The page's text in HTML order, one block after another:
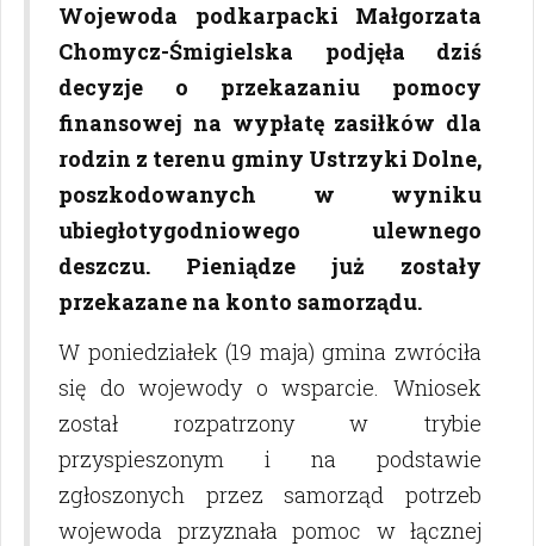
Wojewoda podkarpacki Małgorzata
Chomycz-Śmigielska podjęła dziś
decyzje o przekazaniu pomocy
finansowej na wypłatę zasiłków dla
rodzin z terenu gminy Ustrzyki Dolne,
poszkodowanych w wyniku
ubiegłotygodniowego ulewnego
deszczu. Pieniądze już zostały
przekazane na konto samorządu.
W poniedziałek (19 maja) gmina zwróciła
się do wojewody o wsparcie. Wniosek
został rozpatrzony w trybie
przyspieszonym i na podstawie
zgłoszonych przez samorząd potrzeb
wojewoda przyznała pomoc w łącznej